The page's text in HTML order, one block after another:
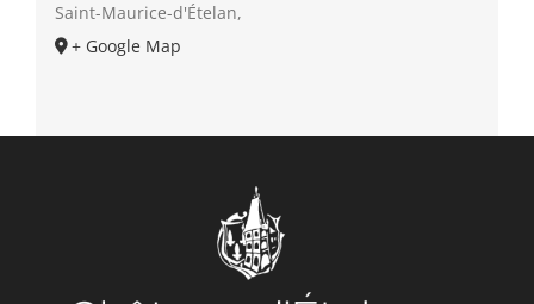
Saint-Maurice-d'Ételan,
+ Google Map